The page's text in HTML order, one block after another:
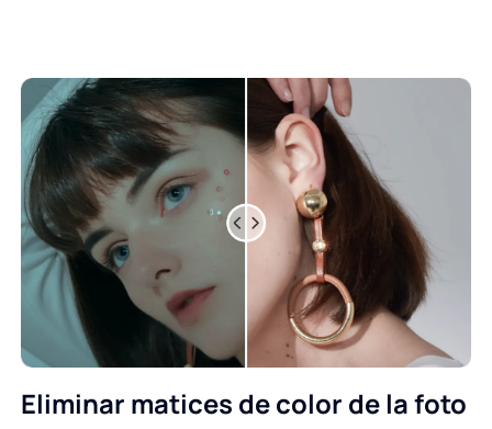
Eliminar matices de color de la foto